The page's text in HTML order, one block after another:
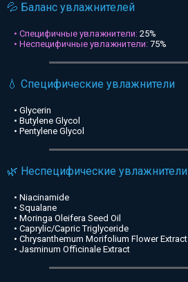
💦 Баланс увлажнителей
• Специфичные увлажнители: 25%
• Неспецифичные увлажнители: 75%
💧 Специфические увлажнители
• Glycerin
• Butylene Glycol
• Pentylene Glycol
🌿 Неспецифические увлажнители
• Niacinamide
• Squalane
• Moringa Oleifera Seed Oil
• Caprylic/Capric Triglyceride
• Chrysanthemum Morifolium Flower Extract
• Jasminum Officinale Extract